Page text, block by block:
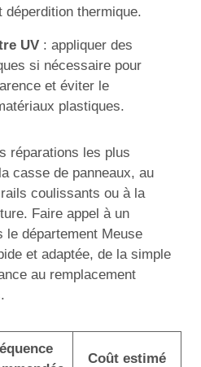
déperdition thermique.
UV : appliquer des
si nécessaire pour
et éviter le
plastiques.
réparations les plus
casse de panneaux, au
coulissants ou à la
Faire appel à un
le département Meuse
et adaptée, de la simple
au remplacement
Coût estimé